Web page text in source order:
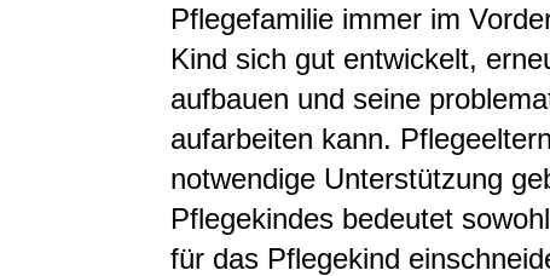
Pflegefamilie immer im
Kind sich gut entwickelt,
aufbauen und seine
aufarbeiten kann.
notwendige Unterstützung
Pflegekindes bedeutet
für das Pflegekind